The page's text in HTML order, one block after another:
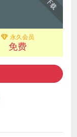
下载
永久会员
免费